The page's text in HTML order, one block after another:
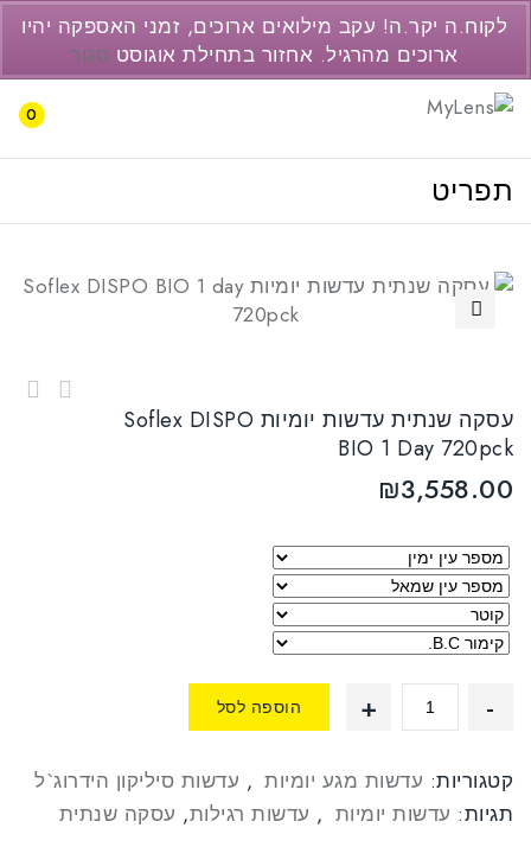
077-3446237
support@pc2.co.il
0
תפריט
עסקה שנתית עדשות יומיות Soflex DISPO
BIO 1 Day 720pck
₪3,558.00
הוספה לסל
קטגוריות: עדשות מגע יומיות , עדשות סיליקון הידרוג`ל
תגיות: עדשות יומיות , עדשות רגילות, עסקה שנתית
לקוח.ה יקר.ה! עקב מילואים ארוכים, זמני האספקה יהיו
ארוכים מהרגיל. אחזור בתחילת אוגוסט סגור